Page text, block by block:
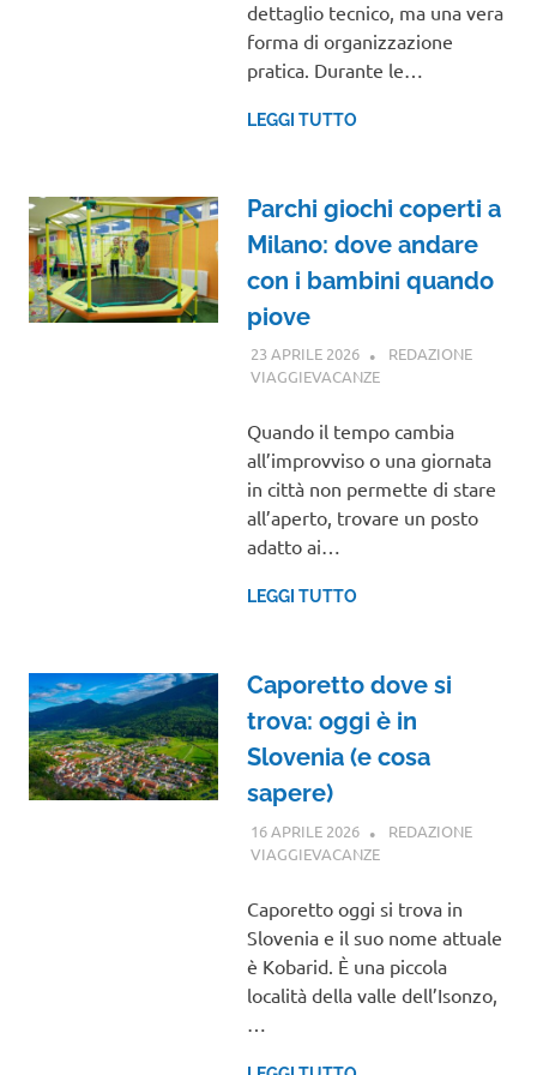
dettaglio tecnico, ma una vera
forma di organizzazione
pratica. Durante le…
LEGGI TUTTO
Parchi giochi coperti a
Milano: dove andare
con i bambini quando
piove
23 APRILE 2026
REDAZIONE
VIAGGIEVACANZEGUIDE
Quando il tempo cambia
all’improvviso o una giornata
in città non permette di stare
all’aperto, trovare un posto
adatto ai…
LEGGI TUTTO
Caporetto dove si
trova: oggi è in
Slovenia (e cosa
sapere)
16 APRILE 2026
REDAZIONE
VIAGGIEVACANZEGUIDE
Caporetto oggi si trova in
Slovenia e il suo nome attuale
è Kobarid. È una piccola
località della valle dell’Isonzo,
…